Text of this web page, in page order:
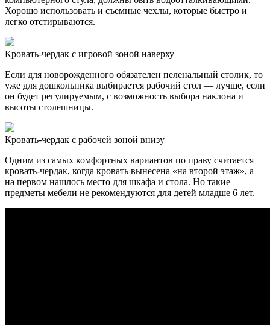
Хорошо использовать и съемные чехлы, которые быстро и
легко отстирываются.
Кровать-чердак с игровой зоной наверху
Если для новорожденного обязателен пеленальный столик, то
уже для дошкольника выбирается рабочий стол — лучше, если
он будет регулируемым, с возможность выбора наклона и
высоты столешницы.
Кровать-чердак с рабочей зоной внизу
Одним из самых комфортных вариантов по праву считается
кровать-чердак, когда кровать вынесена «на второй этаж», а
на первом нашлось место для шкафа и стола. Но такие
предметы мебели не рекомендуются для детей младше 6 лет.